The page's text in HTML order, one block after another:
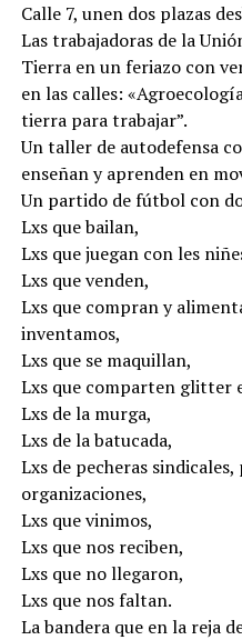
Calle 7, unen dos plazas
Las trabajadoras de la
Tierra en un feriazo con
en las calles:
tierra para trabajar”.
Un taller de autodefensa
enseñan y aprenden en
Un partido de fútbol con
Lxs que bailan,
Lxs que juegan con les
Lxs que venden,
Lxs que compran y
inventamos,
Lxs que se maquillan,
Lxs que comparten glitter
Lxs de la murga,
Lxs de la batucada,
Lxs de pecheras
organizaciones,
Lxs que vinimos,
Lxs que nos reciben,
Lxs que no llegaron,
Lxs que nos faltan.
La bandera que en la reja